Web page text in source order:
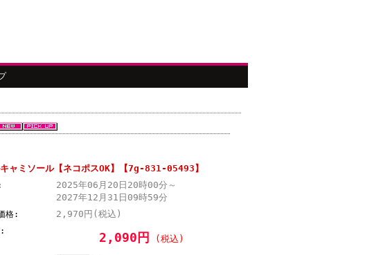
ャミソール【ネコポスOK】【7g-831-05493】
2025年06月20日20時00分～
2027年12月31日09時59分
格: 2,970円(税込)
2,090円 (税込)